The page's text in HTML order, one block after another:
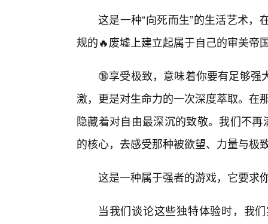
这是一种“向死而生”的生活艺术
规的🔥废墟上建立起属于自己的审美帝
🔞享受极致，意味着你要有足够
激，更是对生命力的一次深度萃取。在
隐藏着对自由最深沉的致敬。我们不
的核心，去感受那种被欲望、力量与极
这是一种属于强者的游戏，它要求
当我们谈论这些独特体验时，我